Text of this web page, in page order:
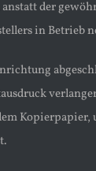
der
in Betrieb
Kopierpapier,